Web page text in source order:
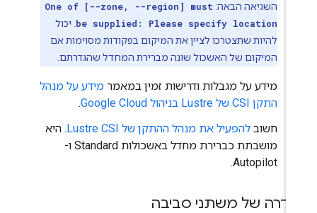
השגיאה הבאה:One of [--zone, --region] must
be supplied: Please specify location. יכול
להיות שתצטרכו לציין את המיקום בפקודות מסוימות אם
המיקום של האשכול שונה מברירת המחדל שהגדרתם.
מידע על מגבלות ודרישות זמין במאמרמידע על מנהל
התקן CSI של Lustre בניהול Google Cloud
.
חשובלהפעיל את מנהל ההתקן של Lustre CSI
. היא
מושבתת כברירת מחדל באשכולות Standard ו-
Autopilot.
של משתני סביבה